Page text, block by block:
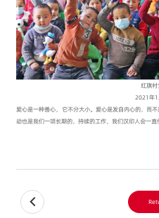
红旗村
2021年
爱心是一种善心，它不分大小。爱心是发自内心的，而
动也是我们一项长期的，持续的工作，我们汉印人会一直